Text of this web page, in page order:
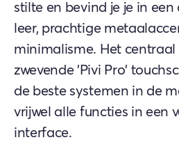
stilte en bevind je je in een
leer, prachtige
minimalisme. Het centraal
zwevende 'Pivi Pro'
de beste systemen in de
vrijwel alle functies in een
interface.